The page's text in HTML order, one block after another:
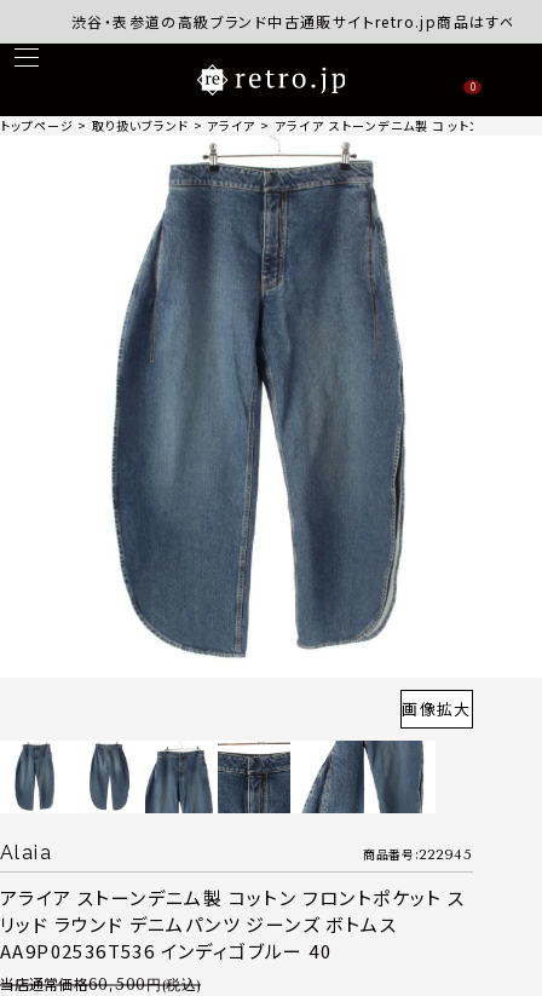
渋谷・表参道の高級ブランド中古通販サイトretro.jp商品はすべて正規
0
トップページ 取り扱いブランド アライア アライア ストーンデニム製 コットン フロン
画像拡大
Alaia 商品番号 222945
アライア ストーンデニム製 コットン フロントポケット ス
リッド ラウンド デニムパンツ ジーンズ ボトムス
AA9P02536T536 インディゴブルー 40
当店通常価格60,500